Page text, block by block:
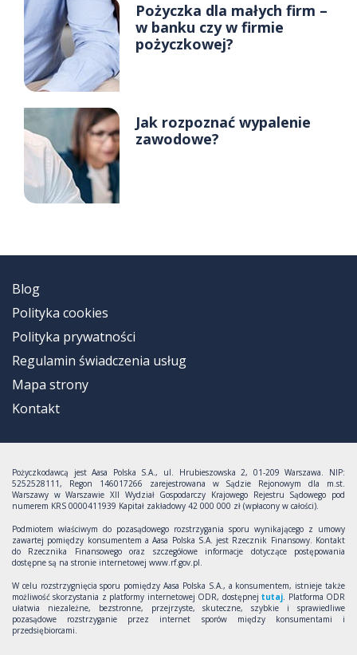
Pożyczka dla małych firm –
w banku czy w firmie
pożyczkowej?
Jak rozpoznać wypalenie
zawodowe?
Blog
Polityka cookies
Polityka prywatności
Regulamin świadczenia usług
Mapa strony
Kontakt
Pożyczkodawcą jest Aasa Polska S.A., ul. Hrubieszowska 2, 01-209 Warszawa. NIP:
5252528111, Regon 146017266 zarejestrowana w Sądzie Rejonowym dla m.st.
Warszawy w Warszawie XII Wydział Gospodarczy Krajowego Rejestru Sądowego pod
numerem KRS 0000411939 Kapitał zakładowy 42 000 000 zł (wpłacony w całości).
Podmiotem właściwym do pozasądowego rozstrzygania sporu wynikającego z umowy
zawartej pomiędzy konsumentem a Aasa Polska S.A. jest Rzecznik Finansowy. Kontakt
do Rzecznika Finansowego oraz szczegółowe informacje dotyczące postępowania
dostępne są na stronie internetowej www.rf.gov.pl.
W celu rozstrzygnięcia sporu pomiędzy Aasa Polska S.A., a konsumentem, istnieje także
możliwość skorzystania z platformy internetowej ODR, dostępnejtutaj. Platforma ODR
ułatwia niezależne, bezstronne, przejrzyste, skuteczne, szybkie i sprawiedliwe
pozasądowe rozstrzyganie przez internet sporów między konsumentami i
przedsiębiorcami.